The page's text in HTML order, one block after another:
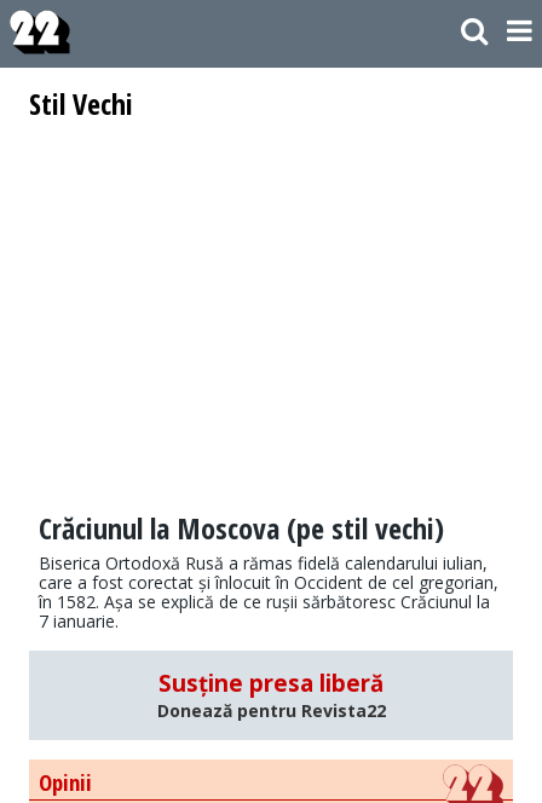
Stil Vechi
Crăciunul la Moscova (pe stil vechi)
Biserica Ortodoxă Rusă a rămas fidelă calendarului iulian,
care a fost corectat și înlocuit în Occident de cel gregorian,
în 1582. Așa se explică de ce rușii sărbătoresc Crăciunul la
7 ianuarie.
Susține presa liberă
Donează pentru Revista22
Opinii